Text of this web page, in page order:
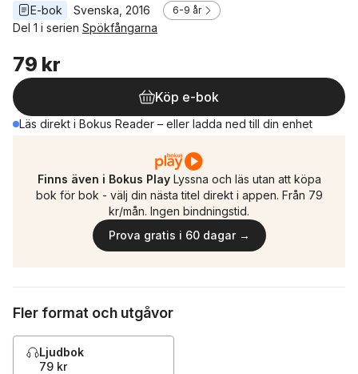
E-bok
Svenska 2016 6-9 år
Del 1 i serien Spökfångarna
79 kr
Köp e-bok
Läs direkt i Bokus Reader – eller ladda ned till din enhet
Finns även i Bokus Play Lyssna och läs utan att köpa
bok för bok - välj din nästa titel direkt i appen. Från 79
kr/mån. Ingen bindningstid.
Prova gratis i 60 dagar →
Fler format och utgåvor
Ljudbok
79 kr